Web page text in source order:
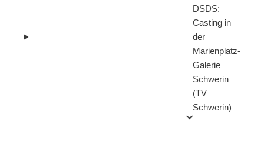
DSDS:
Casting in
der
Marienplatz-
Galerie
Schwerin
(TV
Schwerin)